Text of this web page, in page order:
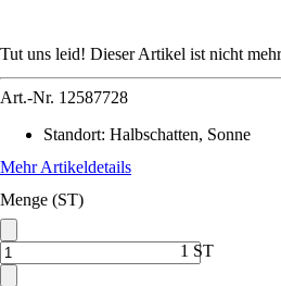
Tut uns leid! Dieser Artikel ist nicht
Art.-Nr. 12587728
Standort: Halbschatten, Sonne
Mehr Artikeldetails
Menge (ST)
1 ST